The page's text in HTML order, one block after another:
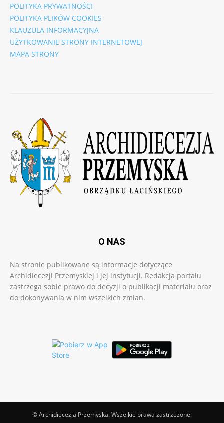
POLITYKA PRYWATNOŚCI
POLITYKA PLIKÓW COOKIES
KLAUZULA INFORMACYJNA
UŻYTKOWANIE STRONY INTERNETOWEJ
MAPA STRONY
O NAS
Na stronie publikowane są informacje dotyczące
Archidiecezji Przemyskiej i jej instytucji. Redakcja portalu
zastrzega sobie prawo do decyzji o publikacji materiału oraz
do dokonywania w nim wszelkich zmian.
© Archidiecezja Przemyska. Wszelkie prawa zastrzeżone.